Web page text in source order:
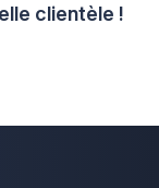
clientèle !